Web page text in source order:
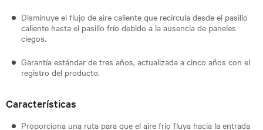
Disminuye el flujo de aire caliente que recircula desde el pasillo
caliente hasta el pasillo frío debido a la ausencia de paneles
ciegos.
Garantía estándar de tres años, actualizada a cinco años con el
registro del producto.
Características
Proporciona una ruta para que el aire frío fluya hacia la entrada